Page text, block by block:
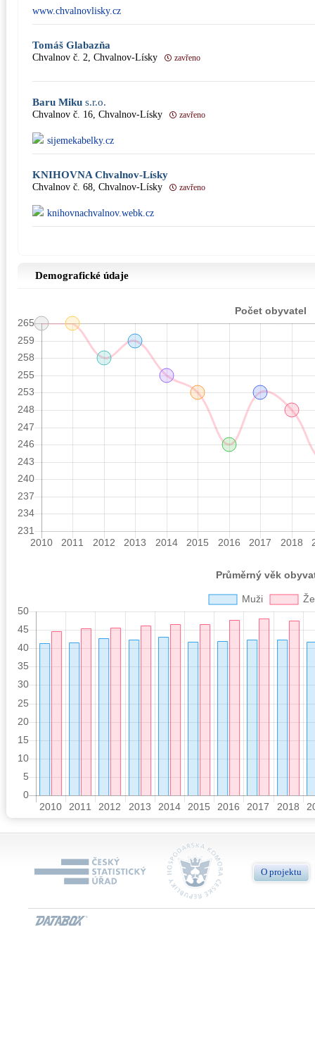
www.chvalnovlisky.cz
Tomáš Glabazňa
Chvalnov č. 2, Chvalnov-Lísky zavřeno
Baru Miku s.r.o.
Chvalnov č. 16, Chvalnov-Lísky zavřeno
sijemekabelky.cz
KNIHOVNA Chvalnov-Lísky
Chvalnov č. 68, Chvalnov-Lísky zavřeno
knihovnachvalnov.webk.cz
Demografické údaje
O projektu